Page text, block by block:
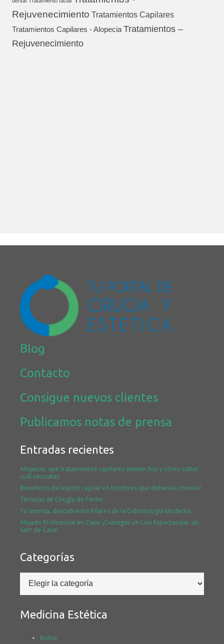
Rejuvenecimiento Tratamientos Capilares
Tratamientos Capilares - Alopecia Tratamientos –
Rejuvenecimiento
Blog
Contacto
Consigue nuevos clientes
Publicamos notas de prensa
Entradas recientes
Alopecia: qué tratamientos capilares existen hoy y cómo saber
cuál necesitas
Beneficios del injerto capilar en hombres que deberías conocer
Técnicas de Cirugía de Pecho
Tu Sonrisa, descubre los Pilares de la Odontología Moderna
Alisado Profesional en Casa: ¡Consigue un Liso Espectacular sin
Salir de Casa!
Categorías
Categorías
Medicina Estética
Botox